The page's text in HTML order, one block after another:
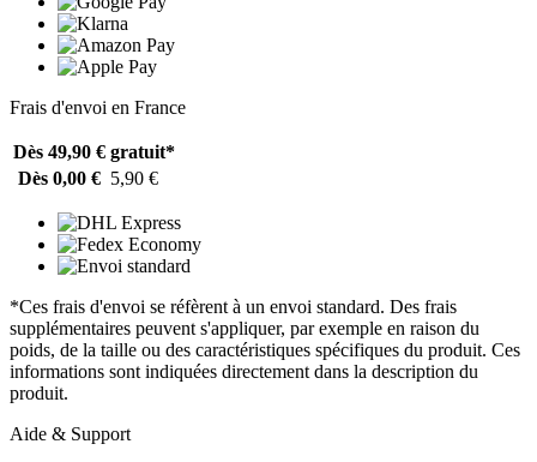
Frais d'envoi en France
Dès 49,90 € gratuit*
Dès 0,00 € 5,90 €
*Ces frais d'envoi se réfèrent à un envoi standard. Des frais
supplémentaires peuvent s'appliquer, par exemple en raison du
poids, de la taille ou des caractéristiques spécifiques du produit. Ces
informations sont indiquées directement dans la description du
produit.
Aide & Support